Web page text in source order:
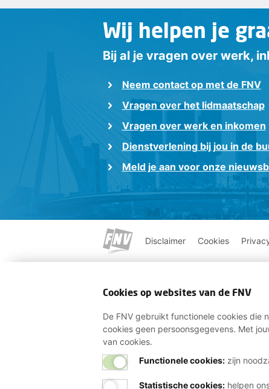
Wij helpen je
Bij al je vragen over werk,
Neem contact op met de FNV
Vragen over het lidmaatschap
Vragen over werk en inkomen
Dienstverlening bij jou in de
Meld je aan voor onze
Disclaimer Cookies
Cookies op websites van de FNV
De FNV gebruikt functionele cookies die
cookies geen persoonsgegevens. Met
van cookies.
Functionele cookies:zijn
Statistische cookies: helpen